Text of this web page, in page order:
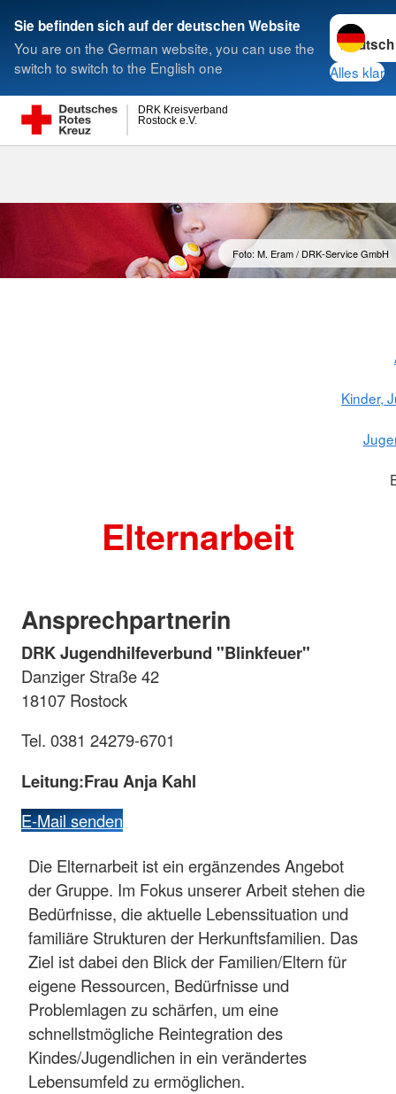
Sie befinden sich auf der deutschen Website
You are on the German website, you can use the
switch to switch to the English one
Sprache
Alles klar
Rostock e.V.
DRK Kreisverband
Suche
Foto: M. Eram / DRK-Service GmbH
Kinder,
Elternarbeit
Ansprechpartnerin
DRK Jugendhilfeverbund "Blinkfeuer"
Danziger Straße 42
18107 Rostock
Tel. 0381 24279-6701
Leitung:Frau Anja Kahl
E-Mail senden
Die Elternarbeit ist ein ergänzendes Angebot
der Gruppe. Im Fokus unserer Arbeit stehen die
Bedürfnisse, die aktuelle Lebenssituation und
familiäre Strukturen der Herkunftsfamilien. Das
Ziel ist dabei den Blick der Familien/Eltern für
eigene Ressourcen, Bedürfnisse und
Problemlagen zu schärfen, um eine
schnellstmögliche Reintegration des
Kindes/Jugendlichen in ein verändertes
Lebensumfeld zu ermöglichen.